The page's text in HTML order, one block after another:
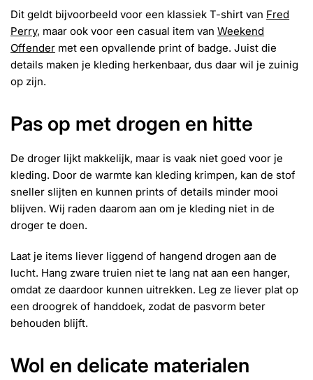
Dit geldt bijvoorbeeld voor een klassiek T-shirt van Fred
Perry, maar ook voor een casual item vanWeekend
Offender met een opvallende print of badge. Juist die
details maken je kleding herkenbaar, dus daar wil je zuinig
op zijn.
Pas op met drogen en hitte
De droger lijkt makkelijk, maar is vaak niet goed voor je
kleding. Door de warmte kan kleding krimpen, kan de stof
sneller slijten en kunnen prints of details minder mooi
blijven. Wij raden daarom aan om je kleding niet in de
droger te doen.
Laat je items liever liggend of hangend drogen aan de
lucht. Hang zware truien niet te lang nat aan een hanger,
omdat ze daardoor kunnen uitrekken. Leg ze liever plat op
een droogrek of handdoek, zodat de pasvorm beter
behouden blijft.
Wol en delicate materialen